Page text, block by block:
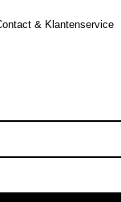
& Klantenservice